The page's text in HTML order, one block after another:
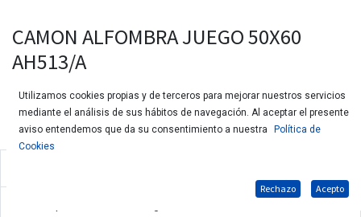
CAMON ALFOMBRA JUEGO 50X60
AH513/A
Utilizamos cookies propias y de terceros para mejorar nuestros servicios
mediante el análisis de sus hábitos de navegación. Al aceptar el presente
aviso entendemos que da su consentimiento a nuestra
Política de
Cookies
Rechazo Acepto